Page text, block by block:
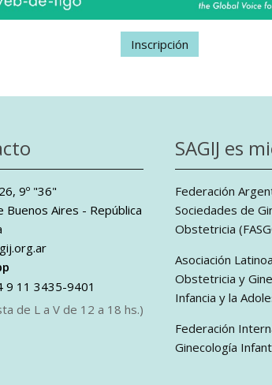
Inscripción
9º "36"
Buenos Aires - República
9 11 3435-9401
de L a V de 12 a 18 hs.)
SAGIJ es
Federación
Sociedades de
Obstetricia
Asociación
Obstetricia y
Infancia y la
Federación
Ginecología